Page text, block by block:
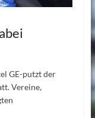
GE-putzt der
Vereine,